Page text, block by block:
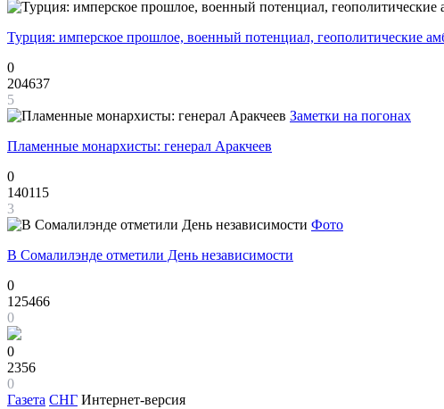
Турция: имперское прошлое, военный потенциал, геополитические
0
204637
5
Заметки на погонах
Пламенные монархисты: генерал Аракчеев
0
140115
3
Фото
В Сомалилэнде отметили День независимости
0
125466
0
0
2356
0
Газета СНГ Интернет-версия